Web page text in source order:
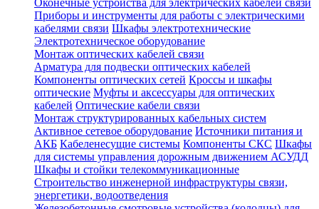
Приборы и инструменты для работы с электрическими
кабелями связи Шкафы электротехнические
Электротехническое оборудование
Монтаж оптических кабелей связи
Арматура для подвески оптических кабелей
Компоненты оптических сетей Кроссы и шкафы
оптические Муфты и аксессуары для оптических
кабелей Оптические кабели связи
Монтаж структурированных кабельных систем
Активное сетевое оборудование Источники питания и
АКБ Кабеленесущие системы Компоненты СКС Шкафы
для системы управления дорожным движением АСУДД
Шкафы и стойки телекоммуникационные
Строительство инженерной инфраструктуры связи,
энергетики, водоотведения